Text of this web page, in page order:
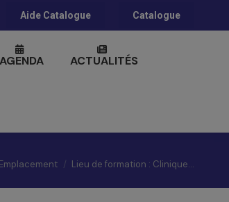
Aide Catalogue Catalogue
AGENDA ACTUALITÉS
ici :
Emplacement Lieu de formation : Clinique…